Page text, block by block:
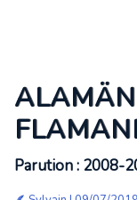
Parution : 2008-